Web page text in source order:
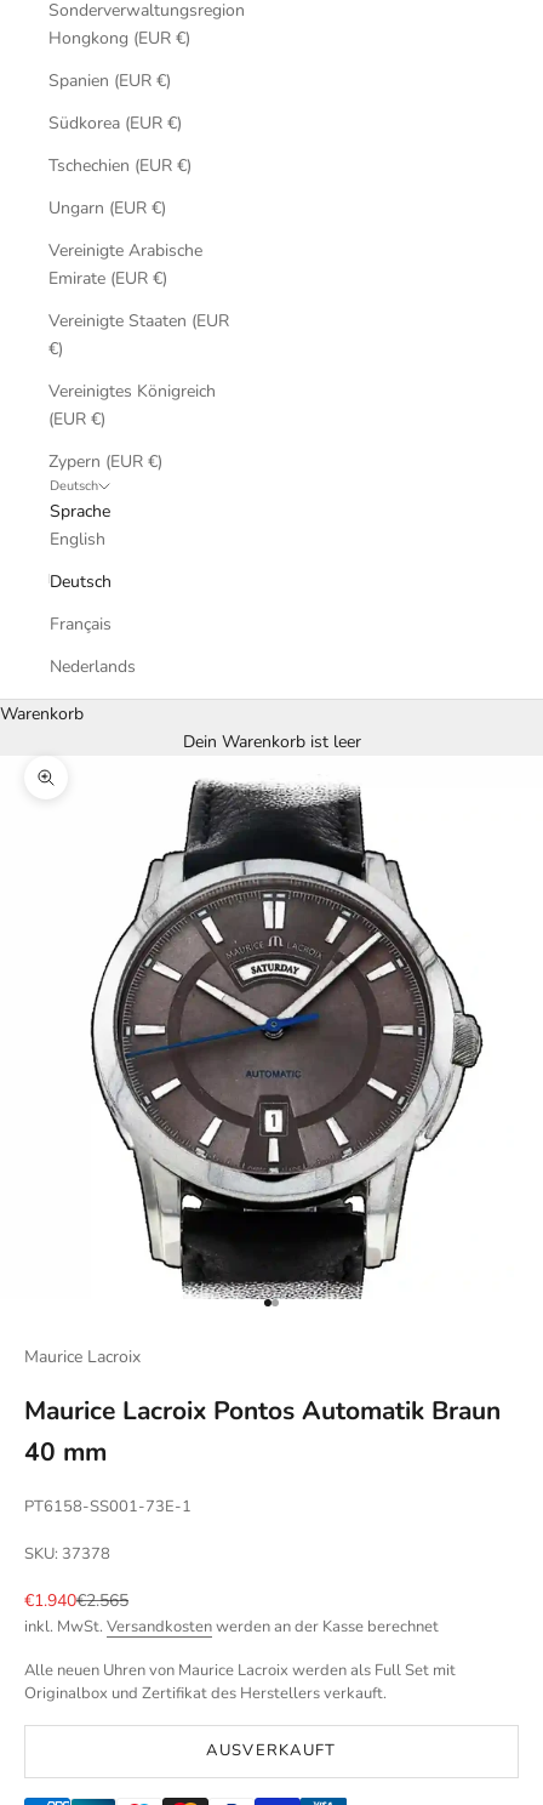
Sonderverwaltungsregion
Hongkong (EUR €)
Spanien (EUR €)
Südkorea (EUR €)
Tschechien (EUR €)
Ungarn (EUR €)
Vereinigte Arabische
Emirate (EUR €)
Vereinigte Staaten (EUR
€)
Vereinigtes Königreich
(EUR €)
Zypern (EUR €)
Deutsch
Sprache
English
Deutsch
Français
Nederlands
Warenkorb
Dein Warenkorb ist leer
Bild vergrößern
Gehe zu Element 1
Gehe zu Element 2
Maurice Lacroix
Maurice Lacroix Pontos Automatik Braun
40 mm
PT6158-SS001-73E-1
SKU: 37378
Angebot
€1.940Regulärer Preis
€2.565
inkl. MwSt. Versandkostenwerden an der Kasse berechnet
Alle neuen Uhren von Maurice Lacroix werden als Full Set mit
Originalbox und Zertifikat des Herstellers verkauft.
AUSVERKAUFT